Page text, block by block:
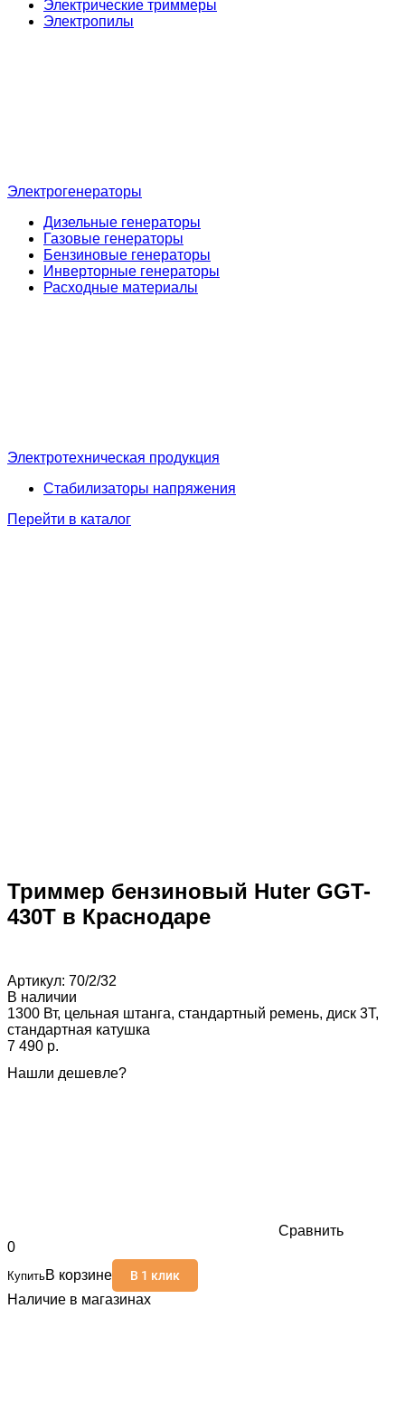
Электрические триммеры
Электропилы
Электрогенераторы
Дизельные генераторы
Газовые генераторы
Бензиновые генераторы
Инверторные генераторы
Расходные материалы
Электротехническая продукция
Стабилизаторы напряжения
Перейти в каталог
Триммер бензиновый Huter GGT-
430T в Краснодаре
Артикул: 70/2/32
В наличии
1300 Вт, цельная штанга, стандартный ремень, диск 3Т,
стандартная катушка
7 490 p.
Нашли дешевле?
Сравнить
0
КупитьВ корзине В 1 клик
Наличие в магазинах